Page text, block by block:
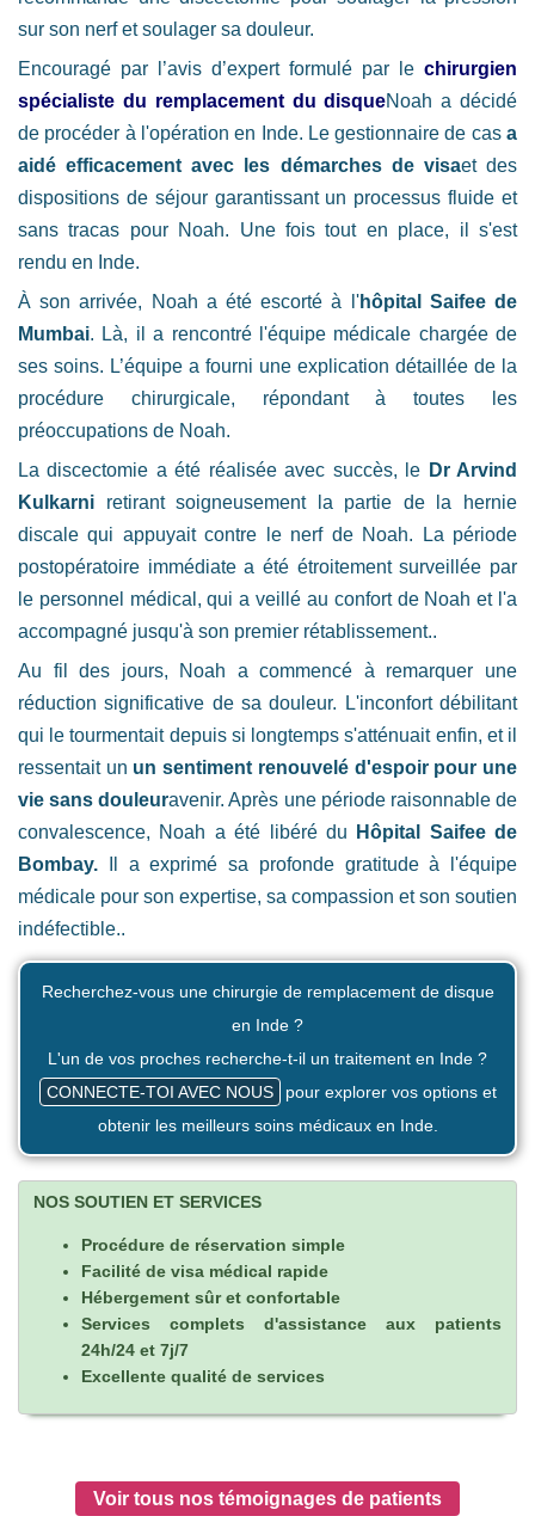
sur son nerf et soulager sa douleur.
Encouragé par l’avis d’expert formulé par le chirurgien
spécialiste du remplacement du disqueNoah a décidé
de procéder à l'opération en Inde. Le gestionnaire de cas a
aidé efficacement avec les démarches de visaet des
dispositions de séjour garantissant un processus fluide et
sans tracas pour Noah. Une fois tout en place, il s'est
rendu en Inde.
À son arrivée, Noah a été escorté à l'hôpital Saifee de
Mumbai. Là, il a rencontré l'équipe médicale chargée de
ses soins. L’équipe a fourni une explication détaillée de la
procédure chirurgicale, répondant à toutes les
préoccupations de Noah.
La discectomie a été réalisée avec succès, le Dr Arvind
Kulkarni retirant soigneusement la partie de la hernie
discale qui appuyait contre le nerf de Noah. La période
postopératoire immédiate a été étroitement surveillée par
le personnel médical, qui a veillé au confort de Noah et l'a
accompagné jusqu'à son premier rétablissement..
Au fil des jours, Noah a commencé à remarquer une
réduction significative de sa douleur. L'inconfort débilitant
qui le tourmentait depuis si longtemps s'atténuait enfin, et il
ressentait un un sentiment renouvelé d'espoir pour une
vie sans douleuravenir. Après une période raisonnable de
convalescence, Noah a été libéré du
Hôpital Saifee de
Bombay. Il a exprimé sa profonde gratitude à l'équipe
médicale pour son expertise, sa compassion et son soutien
indéfectible..
Recherchez-vous une chirurgie de remplacement de disque
en Inde ?
L'un de vos proches recherche-t-il un traitement en Inde ?
CONNECTE-TOI AVEC NOUS
pour explorer vos options et
obtenir les meilleurs soins médicaux en Inde.
NOS SOUTIEN ET SERVICES
Procédure de réservation simple
Facilité de visa médical rapide
Hébergement sûr et confortable
Services complets d'assistance aux patients
24h/24 et 7j/7
Excellente qualité de services
Voir tous nos témoignages de patients